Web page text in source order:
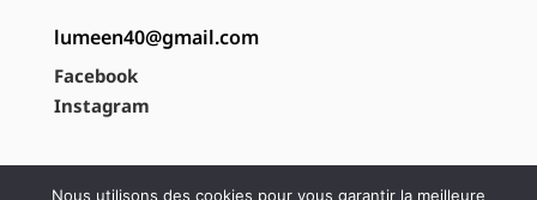
lumeen40@gmail.com
Facebook
Instagram
Nous utilisons des cookies pour vous garantir la meilleure